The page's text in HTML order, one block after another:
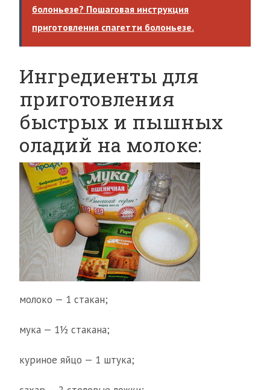
болоньезе? Пошаговая инструкция
приготовления спагетти болоньезе.
Ингредиенты для
приготовления
быстрых и пышных
оладий на молоке:
молоко — 1 стакан;
мука — 1½ стакана;
куриное яйцо — 1 штука;